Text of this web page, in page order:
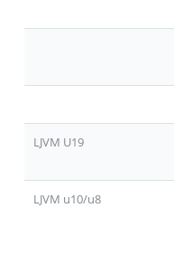
LJVM U19
LJVM u10/u8